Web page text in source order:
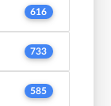
616
733
585